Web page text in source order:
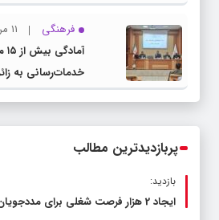
مشترک عضو
مدیرکل آموزش و
فرهنگی
11 مرداد 1405
خدمات‌رسانی به
شهرستان چناران
پربازدیدترین مطالب
بازدید:
ایجاد 2 هزار فرصت شغلی برای مددجویان طی ۵ سال گذشته